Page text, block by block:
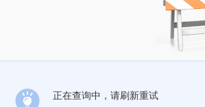
正在查询中，请刷新重试